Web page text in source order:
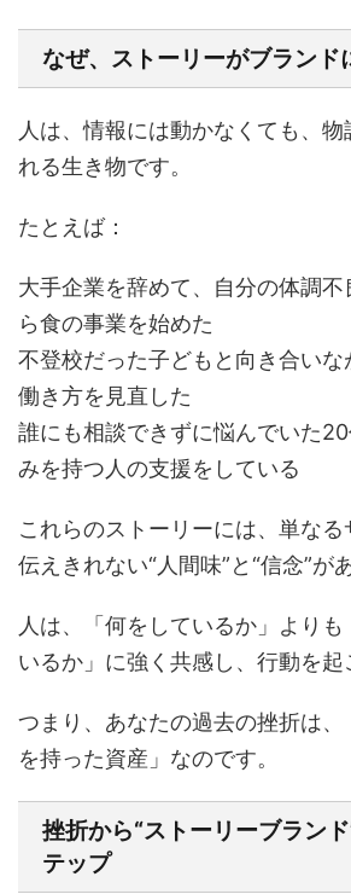
なぜ、ストーリーがブランド
人は、情報には動かなくても、物
れる生き物です。
たとえば：
大手企業を辞めて、自分の体調
ら食の事業を始めた
不登校だった子どもと向き合いな
働き方を見直した
誰にも相談できずに悩んでいた
みを持つ人の支援をしている
これらのストーリーには、単な
伝えきれない“人間味”と“信念”が
人は、「何をしているか」より
いるか」に強く共感し、行動を起
つまり、あなたの過去の挫折は、
を持った資産」なのです。
挫折から“ストーリーブラン
テップ